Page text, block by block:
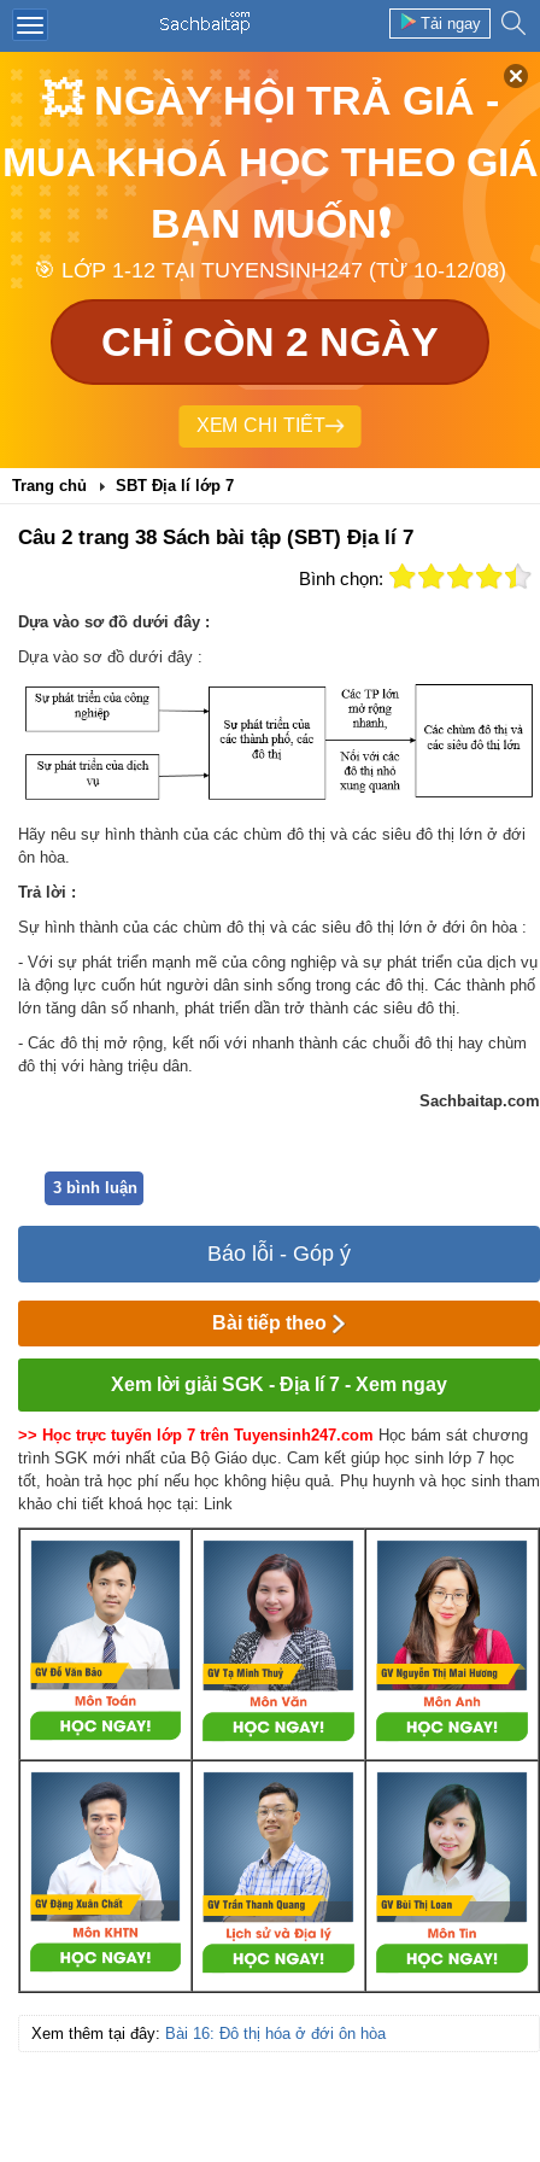
Tải ngay
💥 NGÀY HỘI TRẢ GIÁ -
MUA KHOÁ HỌC THEO GIÁ
BẠN MUỐN❗
🎯 LỚP 1-12 TẠI TUYENSINH247 (TỪ 10-12/08)
CHỈ CÒN 2 NGÀY
XEM CHI TIẾT
Trang chủ SBT Địa lí lớp 7
Câu 2 trang 38 Sách bài tập (SBT) Địa lí 7
Bình chọn:
Dựa vào sơ đồ dưới đây :
Dựa vào sơ đồ dưới đây :
Hãy nêu sự hình thành của các chùm đô thị và các siêu đô thị lớn ở đới
ôn hòa.
Trả lời :
Sự hình thành của các chùm đô thị và các siêu đô thị lớn ở đới ôn hòa :
- Với sự phát triển mạnh mẽ của công nghiệp và sự phát triển của dịch vụ
là động lực cuốn hút người dân sinh sống trong các đô thị. Các thành phố
lớn tăng dân số nhanh, phát triển dần trở thành các siêu đô thị.
- Các đô thị mở rộng, kết nối với nhanh thành các chuỗi đô thị hay chùm
đô thị với hàng triệu dân.
Sachbaitap.com
3 bình luận
Báo lỗi - Góp ý
Bài tiếp theo
Xem lời giải SGK - Địa lí 7 - Xem ngay
>> Học trực tuyến lớp 7 trên Tuyensinh247.com Học bám sát chương
trình SGK mới nhất của Bộ Giáo dục. Cam kết giúp học sinh lớp 7 học
tốt, hoàn trả học phí nếu học không hiệu quả. Phụ huynh và học sinh tham
khảo chi tiết khoá học tại: Link
Xem thêm tại đây: Bài 16: Đô thị hóa ở đới ôn hòa